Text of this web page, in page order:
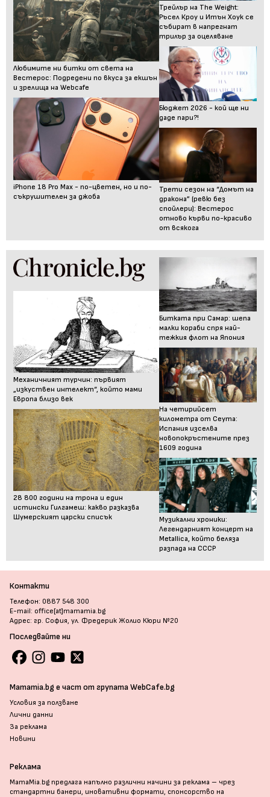
Любимите ни битки от света на
Вестерос: Подредени по вкуса за екшън
и зрелища на Webcafe
iPhone 18 Pro Max - по-цветен, но и по-
съкрушителен за джоба
Трейлър на The Weight:
Ръсел Кроу и Итън Хоук се
събират в напрегнат
трилър за оцеляване
Бюджет 2026 - кой ще ни
даде пари?!
Трети сезон на “Домът на
дракона” (ревю без
спойлери): Вестерос
отново кърви по-красиво
от всякога
Механичният турчин: първият
„изкуствен интелект“, който мами
Европа близо век
28 800 години на трона и един
истински Гилгамеш: какво разказва
Шумерският царски списък
Битката при Самар: шепа
малки кораби спря най-
тежкия флот на Япония
На четирийсет
километра от Сеута:
Испания изселва
новопокръстените през
1609 година
Музикални хроники:
Легендарният концерт на
Metallica, който беляза
разпада на СССР
Контакти
Телефон: 0887 548 300
E-mail: office[at]mamamia.bg
Адрес: гр. София, ул. Фредерик Жолио Кюри №20
Последвайте ни
Mamamia.bg е част от групата WebCafe.bg
Условия за ползване
Лични данни
За реклама
Новини
Реклама
MamaMia.bg предлага напълно различни начини за реклама – чрез
стандартни банери, иновативни формати, спонсорство на